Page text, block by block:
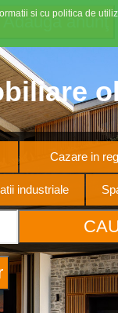
Cazare in
industriale
si cu politica de